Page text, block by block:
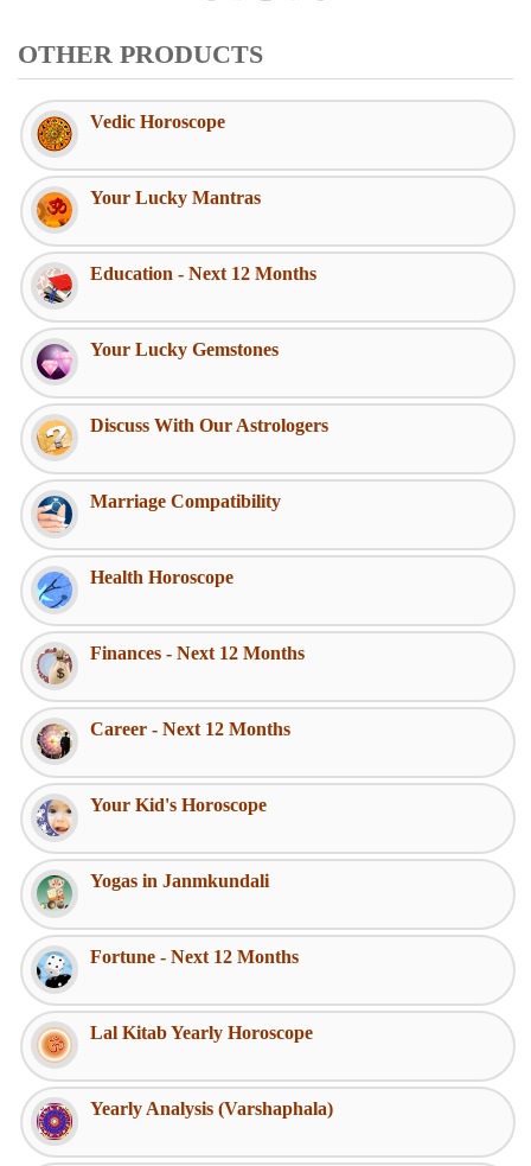
OTHER PRODUCTS
Vedic Horoscope
Your Lucky Mantras
Education - Next 12 Months
Your Lucky Gemstones
Discuss With Our Astrologers
Marriage Compatibility
Health Horoscope
Finances - Next 12 Months
Career - Next 12 Months
Your Kid's Horoscope
Yogas in Janmkundali
Fortune - Next 12 Months
Lal Kitab Yearly Horoscope
Yearly Analysis (Varshaphala)